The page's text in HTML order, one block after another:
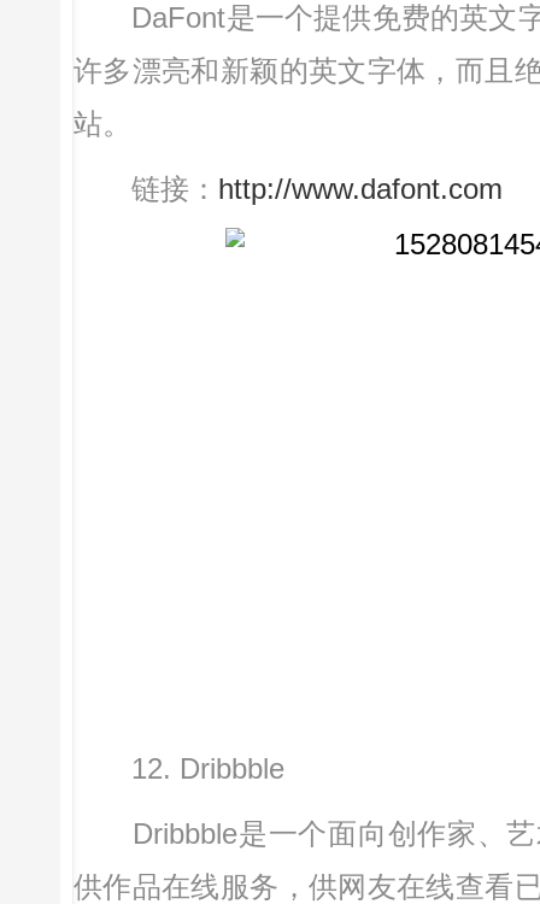
DaFont是一个提供免费的英文字
许多漂亮和新颖的英文字体，而且
站。
链接： http://www.dafont.com
12. Dribbble
Dribbble是一个面向创作家、艺
供作品在线服务，供网友在线查看